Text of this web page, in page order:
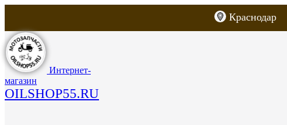
Краснодар
Интернет-
магазин
OILSHOP55.RU